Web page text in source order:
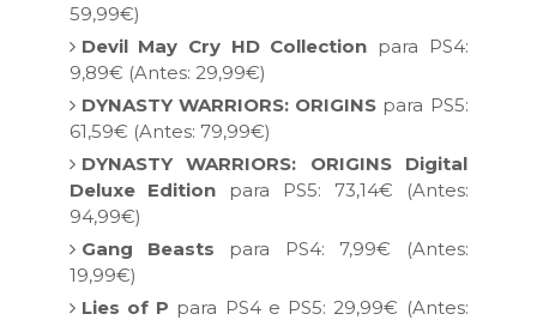
59,99€)
Devil May Cry HD Collection para PS4:
9,89€ (Antes: 29,99€)
DYNASTY WARRIORS: ORIGINS para PS5:
61,59€ (Antes: 79,99€)
DYNASTY WARRIORS: ORIGINS Digital
Deluxe Edition para PS5: 73,14€ (Antes:
94,99€)
Gang Beasts para PS4: 7,99€ (Antes:
19,99€)
Lies of P para PS4 e PS5: 29,99€ (Antes: